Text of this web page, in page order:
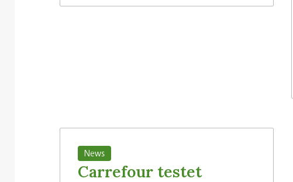
News
Carrefour testet